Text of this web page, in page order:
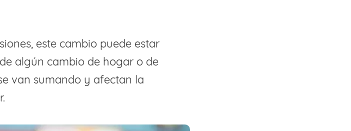
este cambio puede estar
algún cambio de hogar o de
van sumando y afectan la